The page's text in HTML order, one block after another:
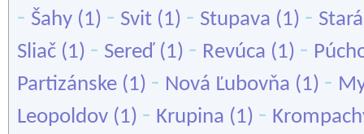
- Šahy (1) - Svit (1) - Stupava (1) -
Sliač (1) - Sereď (1) - Revúca (1) -
Partizánske (1) - Nová Ľubovňa (1) -
Leopoldov (1) - Krupina (1) -